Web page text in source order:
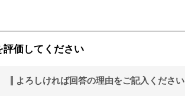
評価してください
よろしければ回答の理由をご記入ください